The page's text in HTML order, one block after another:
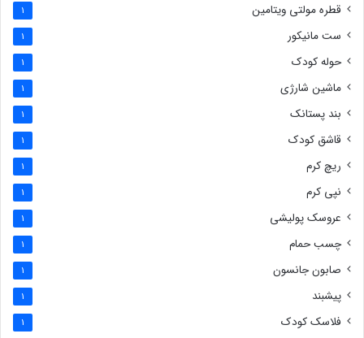
قطره مولتی ویتامین 1
ست مانیکور 1
حوله کودک 1
ماشین شارژی 1
بند پستانک 1
قاشق کودک 1
ریچ کرم 1
نپی کرم 1
عروسک پولیشی 1
چسب حمام 1
صابون جانسون 1
پیشبند 1
فلاسک کودک 1